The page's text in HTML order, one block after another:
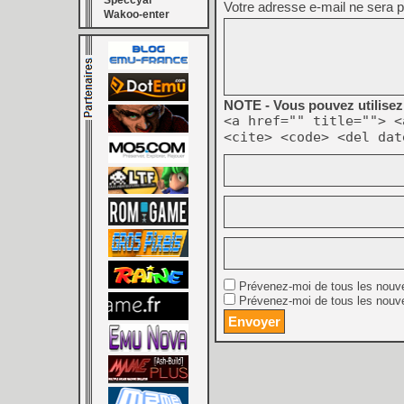
Wakoo-enter
Votre adresse e-mail ne sera
NOTE - Vous pouvez
<a href="" title="">
<cite> <code> <del
Prévenez-moi de tous les
Prévenez-moi de tous les